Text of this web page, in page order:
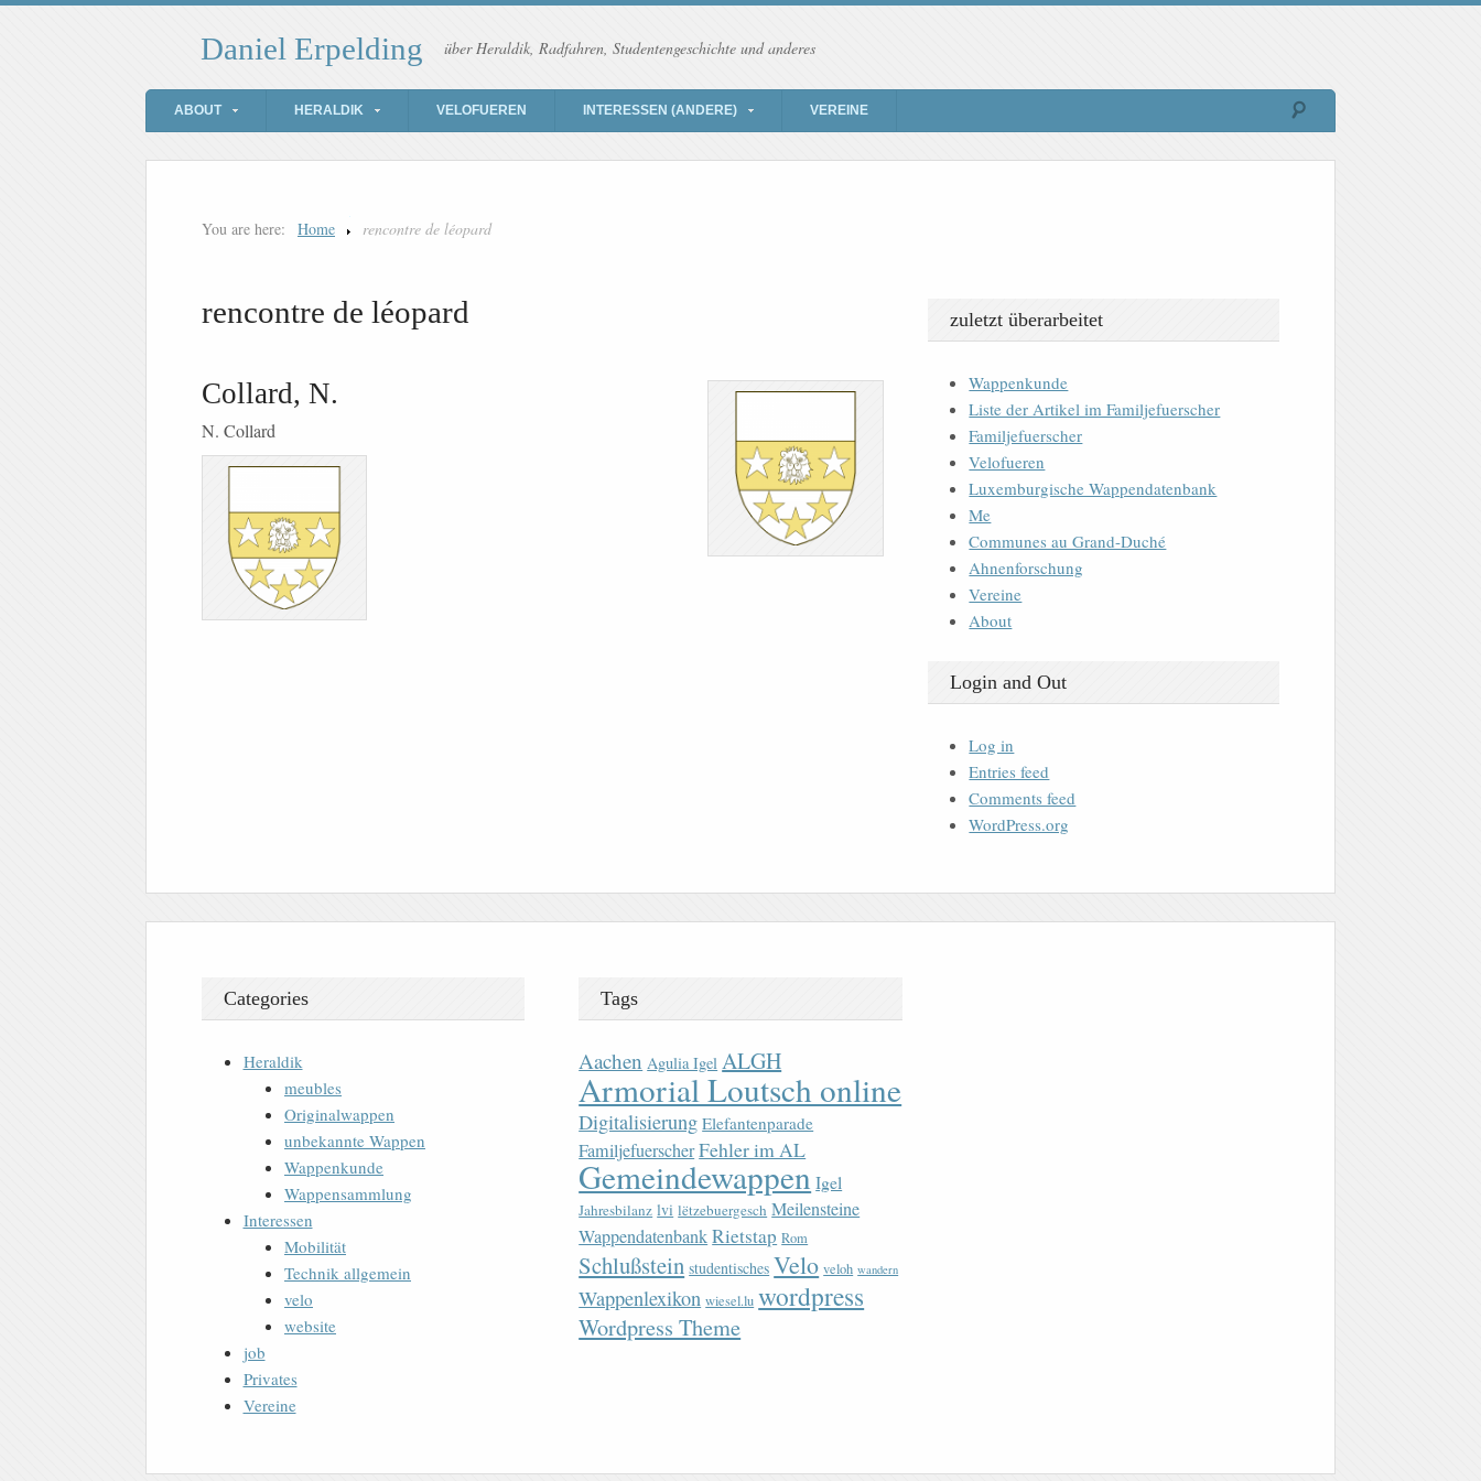
Daniel Erpelding über Heraldik, Radfahren, Studentengeschichte und anderes
ABOUT HERALDIK VELOFUEREN INTERESSEN (ANDERE) VEREINE
You are here: Home rencontre de léopard
rencontre de léopard
Collard, N.
N. Collard
zuletzt überarbeitet
Wappenkunde
Liste der Artikel im Familjefuerscher
Familjefuerscher
Velofueren
Luxemburgische Wappendatenbank
Me
Communes au Grand-Duché
Ahnenforschung
Vereine
About
Login and Out
Log in
Entries feed
Comments feed
WordPress.org
Categories
Heraldik
meubles
Originalwappen
unbekannte Wappen
Wappenkunde
Wappensammlung
Interessen
Mobilität
Technik allgemein
velo
website
job
Privates
Vereine
Tags
Aachen Agulia Igel ALGH
Armorial Loutsch online
Digitalisierung Elefantenparade
FamiljefuerscherFehler im AL
Gemeindewappen Igel
Jahresbilanz lvi lëtzebuergesch Meilensteine
WappendatenbankRietstap Rom
Schlußstein studentisches Velo veloh wandern
Wappenlexikon wiesel.lu wordpress
Wordpress Theme